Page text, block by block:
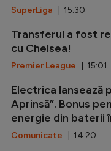
SuperLiga | 15:30
Transferul a fost
cu Chelsea!
Premier League | 15:01
Electrica lansează
Aprinsă”. Bonus
energie din baterii
Comunicate | 14:20